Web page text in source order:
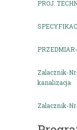
PROJ.
Zalacznik-
kanalizacja
Zalacznik-